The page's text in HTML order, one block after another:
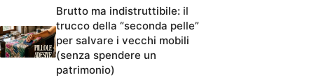
Brutto ma indistruttibile: il
trucco della “seconda pelle”
per salvare i vecchi mobili
(senza spendere un
patrimonio)